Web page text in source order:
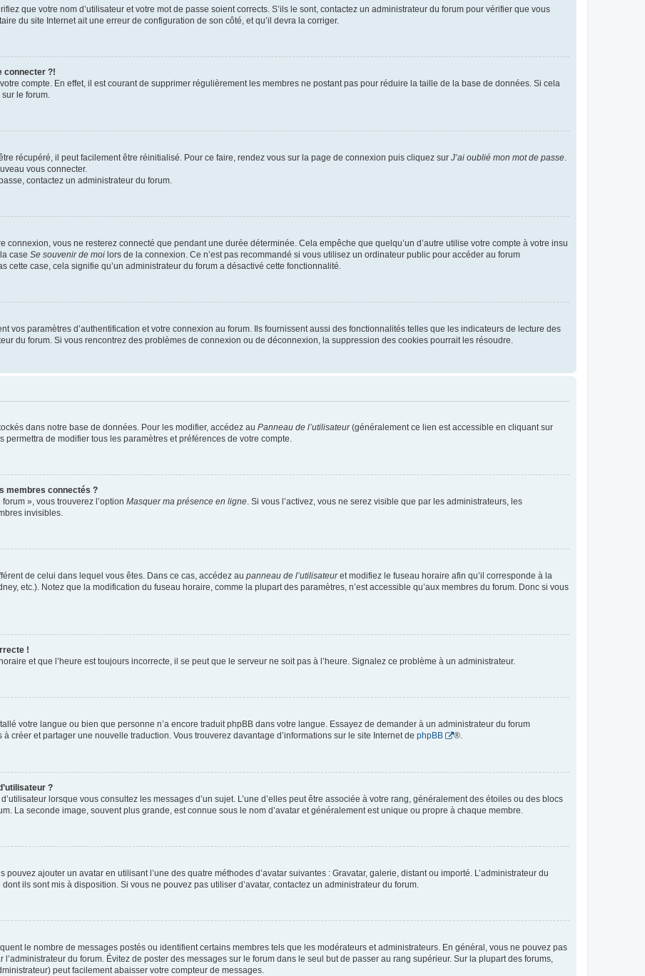
que votre nom d’utilisateur et votre mot de passe soient corrects. S’ils le sont, contactez un administrateur du forum pour vérifier que vous
du site Internet ait une erreur de configuration de son côté, et qu’il devra la corriger.
connecter ?!
compte. En effet, il est courant de supprimer régulièrement les membres ne postant pas pour réduire la taille de la base de données. Si cela
le forum.
récupéré, il peut facilement être réinitialisé. Pour ce faire, rendez vous sur la page de connexion puis cliquez sur J’ai oublié mon mot de passe.
vous connecter.
contactez un administrateur du forum.
connexion, vous ne resterez connecté que pendant une durée déterminée. Cela empêche que quelqu’un d’autre utilise votre compte à votre insu
case Se souvenir de moi lors de la connexion. Ce n’est pas recommandé si vous utilisez un ordinateur public pour accéder au forum
cette case, cela signifie qu’un administrateur du forum a désactivé cette fonctionnalité.
vos paramètres d’authentification et votre connexion au forum. Ils fournissent aussi des fonctionnalités telles que les indicateurs de lecture des
du forum. Si vous rencontrez des problèmes de connexion ou de déconnexion, la suppression des cookies pourrait les résoudre.
dans notre base de données. Pour les modifier, accédez au Panneau de l’utilisateur(généralement ce lien est accessible en cliquant sur
de modifier tous les paramètres et préférences de votre compte.
membres connectés ?
», vous trouverez l’option Masquer ma présence en ligne. Si vous l’activez, vous ne serez visible que par les administrateurs, les
invisibles.
de celui dans lequel vous êtes. Dans ce cas, accédez au panneau de l’utilisateuret modifiez le fuseau horaire afin qu’il corresponde à la
etc.). Notez que la modification du fuseau horaire, comme la plupart des paramètres, n’est accessible qu’aux membres du forum. Donc si vous
!
et que l’heure est toujours incorrecte, il se peut que le serveur ne soit pas à l’heure. Signalez ce problème à un administrateur.
votre langue ou bien que personne n’a encore traduit phpBB dans votre langue. Essayez de demander à un administrateur du forum
créer et partager une nouvelle traduction. Vous trouverez davantage d’informations sur le site Internet de phpBB ®.
?
lorsque vous consultez les messages d’un sujet. L’une d’elles peut être associée à votre rang, généralement des étoiles ou des blocs
La seconde image, souvent plus grande, est connue sous le nom d’avatar et généralement est unique ou propre à chaque membre.
pouvez ajouter un avatar en utilisant l’une des quatre méthodes d’avatar suivantes : Gravatar, galerie, distant ou importé. L’administrateur du
ils sont mis à disposition. Si vous ne pouvez pas utiliser d’avatar, contactez un administrateur du forum.
le nombre de messages postés ou identifient certains membres tels que les modérateurs et administrateurs. En général, vous ne pouvez pas
l’administrateur du forum. Évitez de poster des messages sur le forum dans le seul but de passer au rang supérieur. Sur la plupart des forums,
peut facilement abaisser votre compteur de messages.